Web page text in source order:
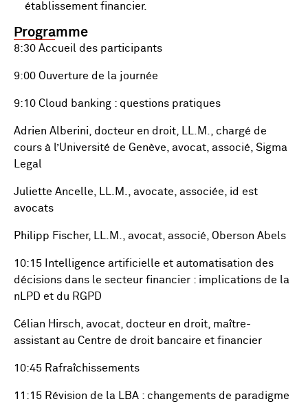
établissement financier.
Programme
8:30 Accueil des participants
9:00 Ouverture de la journée
9:10 Cloud banking : questions pratiques
Adrien Alberini, docteur en droit, LL.M., chargé de
cours à l’Université de Genève, avocat, associé, Sigma
Legal
Juliette Ancelle, LL.M., avocate, associée, id est
avocats
Philipp Fischer, LL.M., avocat, associé, Oberson Abels
10:15 Intelligence artificielle et automatisation des
décisions dans le secteur financier : implications de la
nLPD et du RGPD
Célian Hirsch, avocat, docteur en droit, maître-
assistant au Centre de droit bancaire et financier
10:45 Rafraîchissements
11:15 Révision de la LBA : changements de paradigme